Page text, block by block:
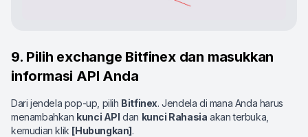
9. Pilih exchange Bitfinex dan masukkan
informasi API Anda
Dari jendela pop-up, pilih Bitfinex. Jendela di mana Anda harus
menambahkan kunci API dan kunci Rahasia akan terbuka,
kemudian klik [Hubungkan].